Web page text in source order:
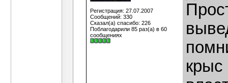
Регистрация: 27.07.2007
Сообщений: 330
Сказал(а) спасибо: 226
Поблагодарили 85 раз(а) в 60
сообщениях